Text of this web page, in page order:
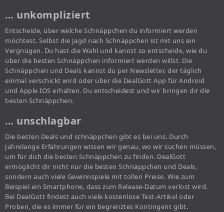
… unkompliziert
Entscheide, über welche Schnäppchen du informiert werden
möchtest. Selbst die Jagd nach Schnäppchen ist mit uns ein
Vergnügen. Du hast die Wahl und kannst so entscheide, wie du
über die besten Schnäppchen informiert werden willst. Die
Schnäppchen und Deals kannst du per Newsletter, der täglich
einmal verschickt wird oder über die DealGott App für Android
und Apple IOS erhalten. Du entscheidest und wir bringen dir die
besten Schnäppchen.
… unschlagbar
Die besten Deals und schnäppchen gibt es bei uns. Durch
Jahrelange Erfahrungen wissen wir genau, wo wir suchen müssen,
um für dich die besten Schnäppchen zu finden. DealGott
ermöglicht dir nicht nur die besten Schnäppchen und Deals,
sondern auch viele Gewinnspiele mit tollen Preise. Wie zum
Beispiel ein Smartphone, dass zum Release-Datum verlost wird.
Bei DealGott findest auch viele kostenlose Test-Artikel oder
Proben, die es immer für ein begrenztes Kontingent gibt.